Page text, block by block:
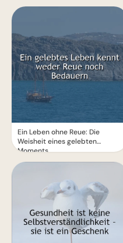
Ein Leben ohne Reue: Die
Weisheit eines gelebten
Moments